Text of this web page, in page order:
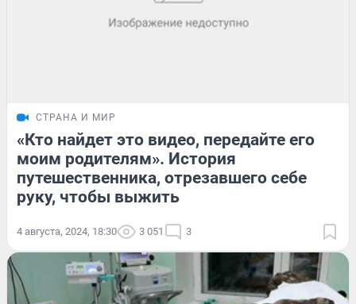
СТРАНА И МИР
«Кто найдет это видео, передайте его
моим родителям». История
путешественника, отрезавшего себе
руку, чтобы выжить
4 августа, 2024, 18:30 3 051 3